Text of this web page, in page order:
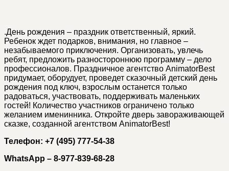
.День рождения – праздник ответственный, яркий.
Ребенок ждет подарков, внимания, но главное –
незабываемого приключения. Организовать, увлечь
ребят, предложить разностороннюю программу – дело
профессионалов. Праздничное агентство AnimatorBest
придумает, оборудует, проведет сказочный детский день
рождения под ключ, взрослым останется только
радоваться, участвовать, поддерживать маленьких
гостей! Количество участников ограничено только
желанием именинника. Откройте дверь завораживающей
сказке, созданной агентством AnimatorBest!
Телефон: +7 (495) 777-54-38
WhatsApp – 8-977-839-68-28